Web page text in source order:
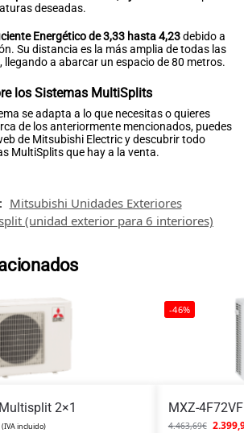
deseadas.
Energético de 3,33 hasta 4,23debido a
Su distancia es la más amplia de todas las
a abarcar un espacio de 80 metros.
los Sistemas MultiSplits
se adapta a lo que necesitas o quieres
de los anteriormente mencionados, puedes
de Mitsubishi Electric y descubrir todo
MultiSplits que hay a la venta.
Mitsubishi Unidades Exteriores
(unidad exterior para 6 interiores)
2×1
(IVA incluido)
-46%
MXZ-
4.463,69€